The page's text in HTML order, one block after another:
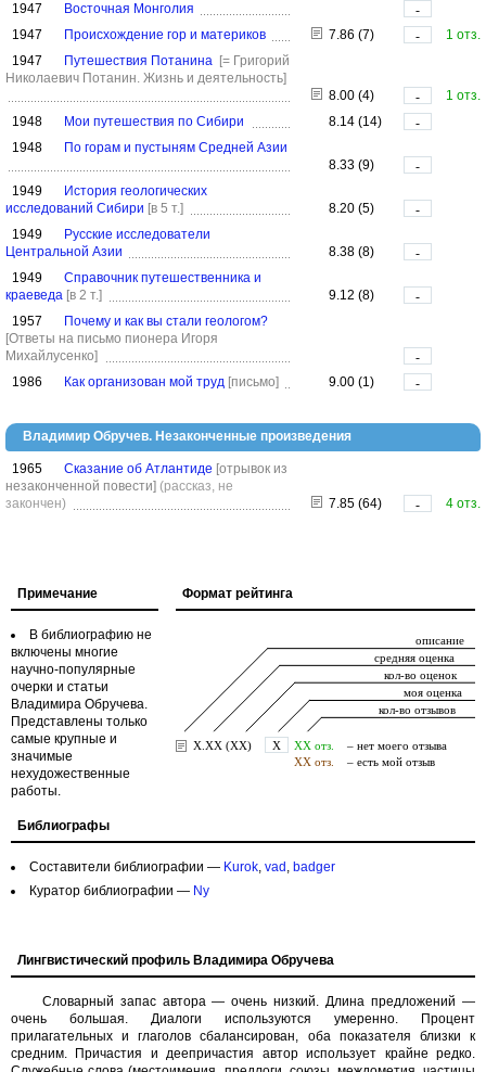
1947
Восточная Монголия
-
1947
Происхождение гор и материков 7.86 (7) -
1 отз.
1947
Путешествия Потанина [= Григорий
Николаевич Потанин. Жизнь и деятельность]
8.00 (4)
-
1 отз.
1948
Мои путешествия по Сибири 8.14 (14)
-
1948
По горам и пустыням Средней Азии
8.33 (9)
-
1949
История геологических
исследований Сибири [в 5 т.] 8.20 (5)
-
1949
Русские исследователи
Центральной Азии
8.38 (8)
-
1949
Справочник путешественника и
краеведа [в 2 т.] 9.12 (8)
-
1957
Почему и как вы стали геологом?
[Ответы на письмо пионера Игоря
Михайлусенко]
-
1986
Как организован мой труд [письмо] 9.00 (1) -
Владимир Обручев. Незаконченные произведения
1965 Сказание об Атлантиде [отрывок из
незаконченной повести] (рассказ, не
закончен)
7.85 (64) - 4 отз.
Формат рейтинга
Примечание
В библиографию не
включены многие
научно-популярные
очерки и статьи
Владимира Обручева.
Представлены только
самые крупные и
значимые
нехудожественные
работы.
Библиографы
Составители библиографии — Kurok, vad , badger
Куратор библиографии — Ny
Лингвистический профиль Владимира Обручева
Словарный запас автора — очень низкий. Длина предложений —
очень большая. Диалоги используются умеренно. Процент
прилагательных и глаголов сбалансирован, оба показателя близки к
средним. Причастия и деепричастия автор использует крайне редко.